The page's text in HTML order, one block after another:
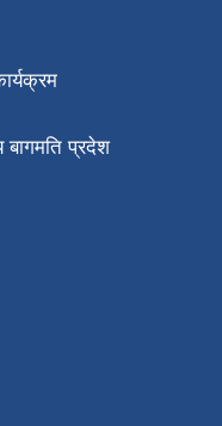
बागमति प्रदेश